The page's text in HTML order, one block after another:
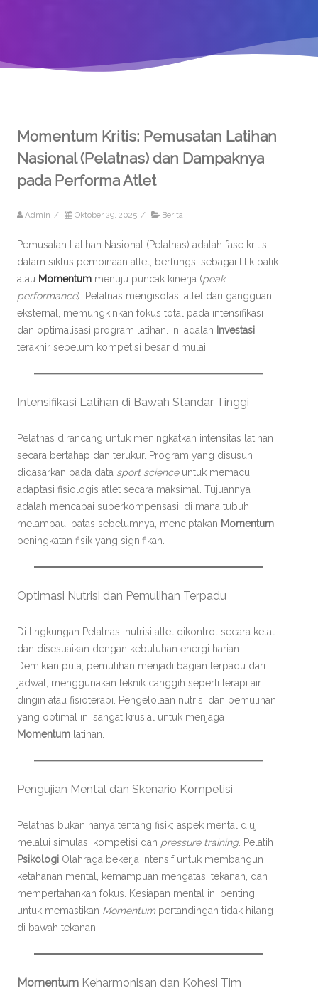
Momentum Kritis: Pemusatan Latihan
Nasional (Pelatnas) dan Dampaknya
pada Performa Atlet
Admin / Oktober 29, 2025 / Berita
Pemusatan Latihan Nasional (Pelatnas) adalah fase kritis
dalam siklus pembinaan atlet, berfungsi sebagai titik balik
atau Momentum menuju puncak kinerja (peak
performance). Pelatnas mengisolasi atlet dari gangguan
eksternal, memungkinkan fokus total pada intensifikasi
dan optimalisasi program latihan. Ini adalah Investasi
terakhir sebelum kompetisi besar dimulai.
Intensifikasi Latihan di Bawah Standar Tinggi
Pelatnas dirancang untuk meningkatkan intensitas latihan
secara bertahap dan terukur. Program yang disusun
didasarkan pada data sport scienceuntuk memacu
adaptasi fisiologis atlet secara maksimal. Tujuannya
adalah mencapai superkompensasi, di mana tubuh
melampaui batas sebelumnya, menciptakan Momentum
peningkatan fisik yang signifikan.
Optimasi Nutrisi dan Pemulihan Terpadu
Di lingkungan Pelatnas, nutrisi atlet dikontrol secara ketat
dan disesuaikan dengan kebutuhan energi harian.
Demikian pula, pemulihan menjadi bagian terpadu dari
jadwal, menggunakan teknik canggih seperti terapi air
dingin atau fisioterapi. Pengelolaan nutrisi dan pemulihan
yang optimal ini sangat krusial untuk menjaga
Momentum latihan.
Pengujian Mental dan Skenario Kompetisi
Pelatnas bukan hanya tentang fisik; aspek mental diuji
melalui simulasi kompetisi dan pressure training. Pelatih
Psikologi Olahraga bekerja intensif untuk membangun
ketahanan mental, kemampuan mengatasi tekanan, dan
mempertahankan fokus. Kesiapan mental ini penting
untuk memastikan Momentum pertandingan tidak hilang
di bawah tekanan.
Momentum Keharmonisan dan Kohesi Tim